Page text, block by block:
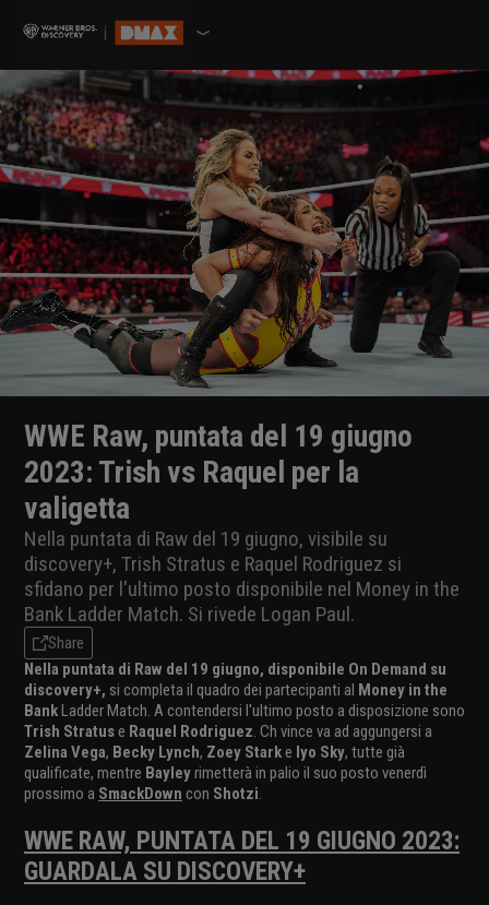
WWE Raw, puntata del 19 giugno
2023: Trish vs Raquel per la
valigetta
Nella puntata di Raw del 19 giugno, visibile su
discovery+, Trish Stratus e Raquel Rodriguez si
sfidano per l'ultimo posto disponibile nel Money in the
Bank Ladder Match. Si rivede Logan Paul.
Share
Nella puntata di Raw del 19 giugno, disponibile On Demand su
discovery+, si completa il quadro dei partecipanti al Money in the
BankLadder Match. A contendersi l'ultimo posto a disposizione sono
Trish Stratuse Raquel Rodriguez. Ch vince va ad aggungersi a
Zelina Vega, Becky Lynch, Zoey Starke Iyo Sky, tutte già
qualificate, mentre Bayleyrimetterà in palio il suo posto venerdì
prossimo a SmackDown con Shotzi.
WWE RAW, PUNTATA DEL 19 GIUGNO 2023:
GUARDALA SU DISCOVERY+